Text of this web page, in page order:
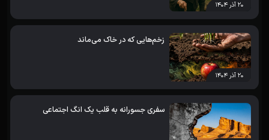
۲۰ آذر ۱۴۰۴
۲۰ آذر ۱۴۰۴
زخم‌هایی که در خاک می‌ماند
سفری جسورانه به قلب یک انگ اجتماعی